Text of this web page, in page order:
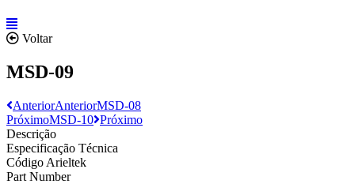
Voltar
MSD-09
AnteriorAnteriorMSD-08
PróximoMSD-10 Próximo
Descrição
Especificação Técnica
Código Arieltek
Part Number